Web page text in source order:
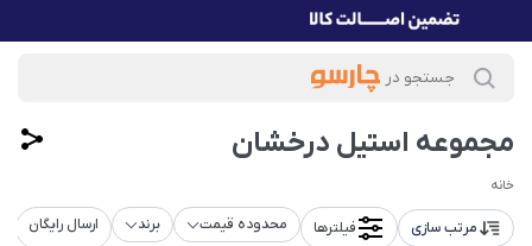
مجموعه استیل درخشان
خانه
مرتب سازی فیلترها محدوده قیمت برند ارسال رایگان